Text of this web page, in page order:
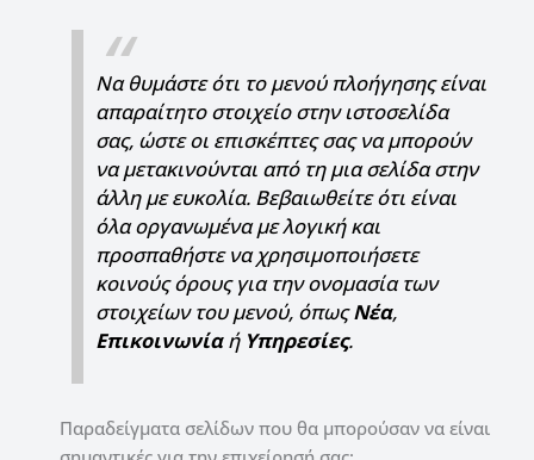
Να θυμάστε ότι το μενού πλοήγησης είναι
απαραίτητο στοιχείο στην ιστοσελίδα
σας, ώστε οι επισκέπτες σας να μπορούν
να μετακινούνται από τη μια σελίδα στην
άλλη με ευκολία. Βεβαιωθείτε ότι είναι
όλα οργανωμένα με λογική και
προσπαθήστε να χρησιμοποιήσετε
κοινούς όρους για την ονομασία των
στοιχείων του μενού, όπωςΝέα,
Επικοινωνίαή Υπηρεσίες.
Παραδείγματα σελίδων που θα μπορούσαν να είναι